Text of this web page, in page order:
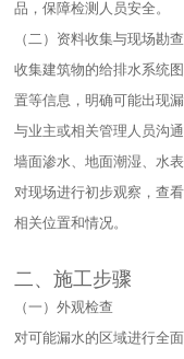
品，保障检测人员安全。​
（二）资料收集与现场勘查​
收集建筑物的给排水系统
置等信息，明确可能出现漏
与业主或相关管理人员沟
墙面渗水、地面潮湿、水
对现场进行初步观察，查
相关位置和情况。​
二、施工步骤​
（一）外观检查​
对可能漏水的区域进行全